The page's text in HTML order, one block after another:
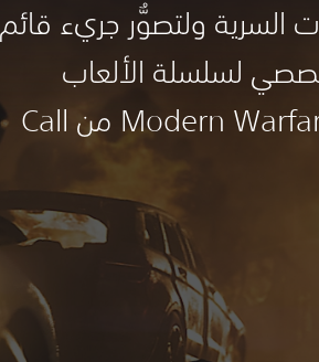
السرية ولتصوُّر جريء قائم
لسلسلة الألعاب
الكلاسيكية Modern Warfare من Call